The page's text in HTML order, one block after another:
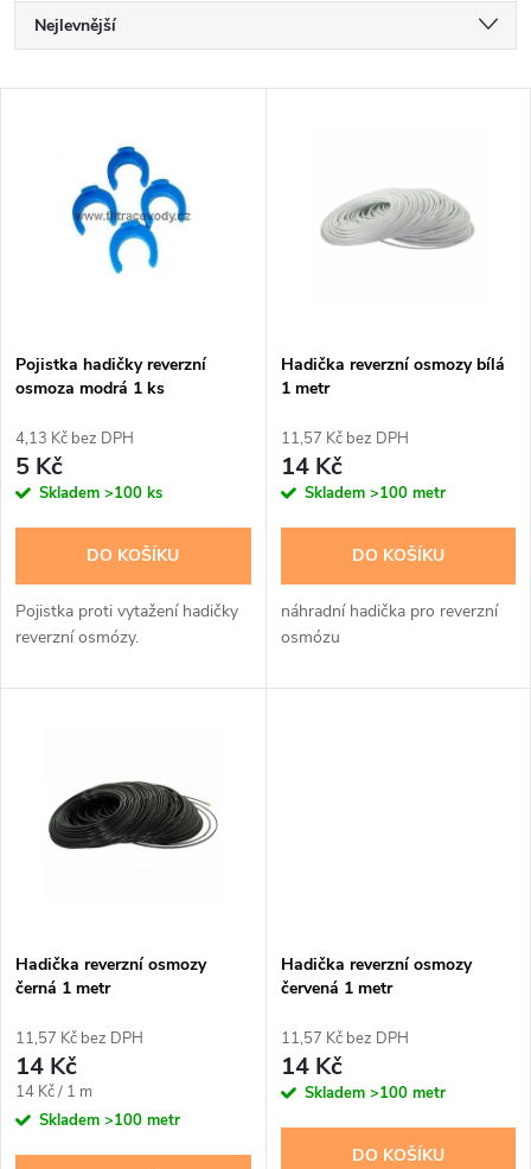
Ř
a
p
r
o
u
k
Nejlevnější
Abecedně
s
p
r
o
d
u
k
Pojistka hadičky reverzní
osmoza modrá 1 ks
4,13 Kč bez DPH
5 Kč
Skladem >100 ks
DO KOŠÍKU
Pojistka proti vytažení hadičky
reverzní osmózy.
Hadička reverzní osmozy bílá
1 metr
11,57 Kč bez DPH
14 Kč
Skladem >100 metr
DO KOŠÍKU
náhradní hadička pro reverzní
osmózu
Hadička reverzní osmozy
černá 1 metr
11,57 Kč bez DPH
14 Kč
Měrná
cena:
14 Kč / 1 m
Skladem >100 metr
Hadička reverzní osmozy
červená 1 metr
11,57 Kč bez DPH
14 Kč
Skladem >100 metr
DO KOŠÍKU